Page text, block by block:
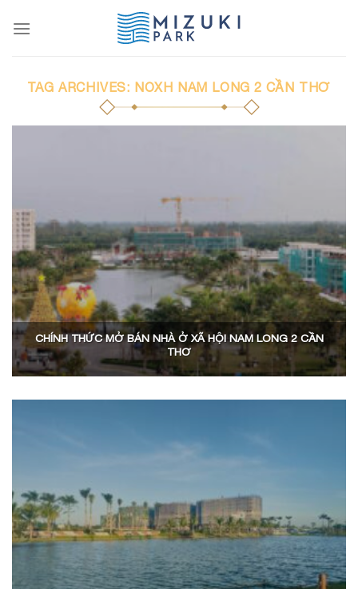
TAG ARCHIVES: NOXH NAM LONG 2 CẦN THƠ
CHÍNH THỨC MỞ BÁN NHÀ Ở XÃ HỘI NAM LONG 2 CẦN
THƠ